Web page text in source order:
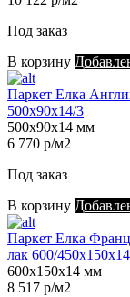
Под заказ
В корзину
Паркет Елка
500х90х14/3
500х90х14 мм
6 770 р/м2
Под заказ
В корзину
Паркет Елка
лак 600/
600х150х14 мм
8 517 р/м2